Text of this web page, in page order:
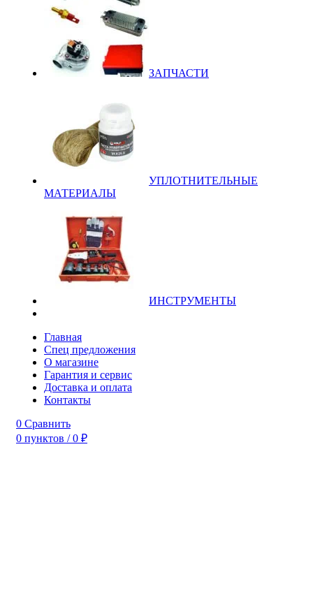
ЗАПЧАСТИ
УПЛОТНИТЕЛЬНЫЕ
МАТЕРИАЛЫ
ИНСТРУМЕНТЫ
Главная
Спец предложения
О магазине
Гарантия и сервис
Доставка и оплата
Контакты
0 Сравнить
0 пунктов / 0 ₽